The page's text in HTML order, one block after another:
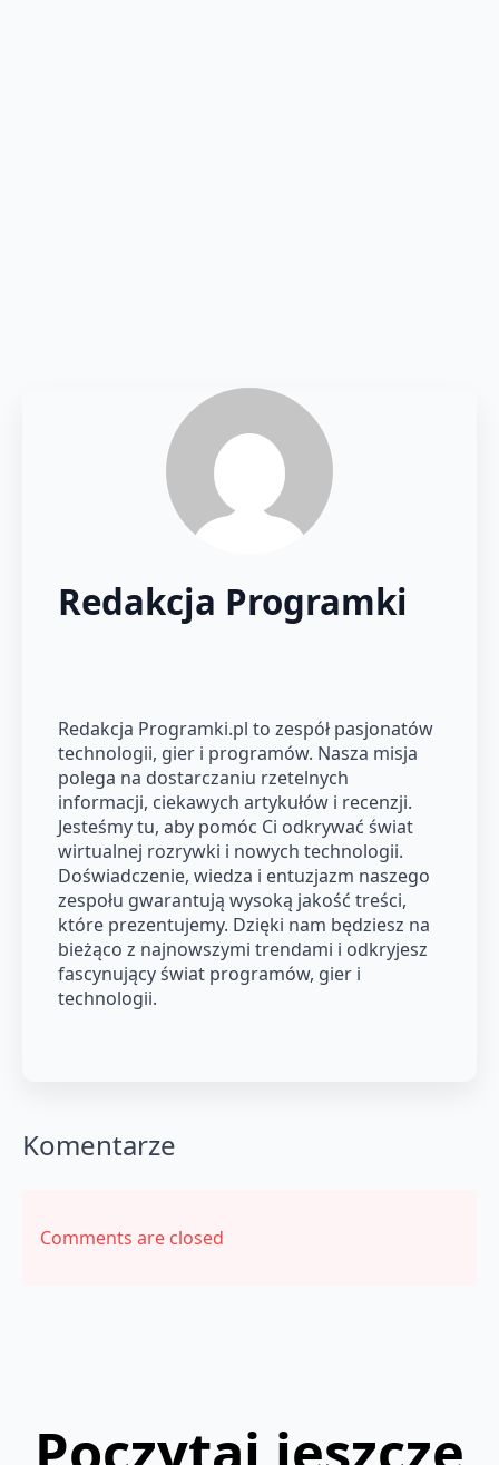
Redakcja Programki
Redakcja Programki.pl to zespół pasjonatów
technologii, gier i programów. Nasza misja
polega na dostarczaniu rzetelnych
informacji, ciekawych artykułów i recenzji.
Jesteśmy tu, aby pomóc Ci odkrywać świat
wirtualnej rozrywki i nowych technologii.
Doświadczenie, wiedza i entuzjazm naszego
zespołu gwarantują wysoką jakość treści,
które prezentujemy. Dzięki nam będziesz na
bieżąco z najnowszymi trendami i odkryjesz
fascynujący świat programów, gier i
technologii.
Komentarze
Comments are closed